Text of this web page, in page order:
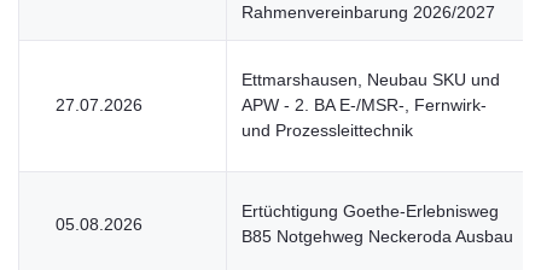
Rahmenvereinbarung 2026/2027
27.07.2026
Ettmarshausen, Neubau SKU und
APW - 2. BA E-/MSR-, Fernwirk-
und Prozessleittechnik
05.08.2026
Ertüchtigung Goethe-Erlebnisweg
B85 Notgehweg Neckeroda Ausbau